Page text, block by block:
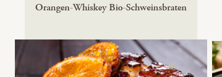
Orangen-Whiskey Bio-Schweinsbraten